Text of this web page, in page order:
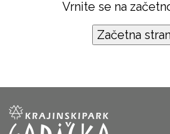
Vrnite se na